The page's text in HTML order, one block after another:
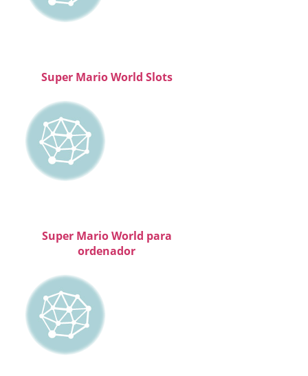
Super Mario World Slots
Super Mario World para
ordenador